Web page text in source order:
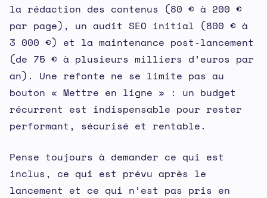
la rédaction des contenus (80 € à 200 €
par page), un audit SEO initial (800 € à
3 000 €) et la maintenance post-lancement
(de 75 € à plusieurs milliers d’euros par
an). Une refonte ne se limite pas au
bouton « Mettre en ligne » : un budget
récurrent est indispensable pour rester
performant, sécurisé et rentable.
Pense toujours à demander ce qui est
inclus, ce qui est prévu après le
lancement et ce qui n’est pas pris en